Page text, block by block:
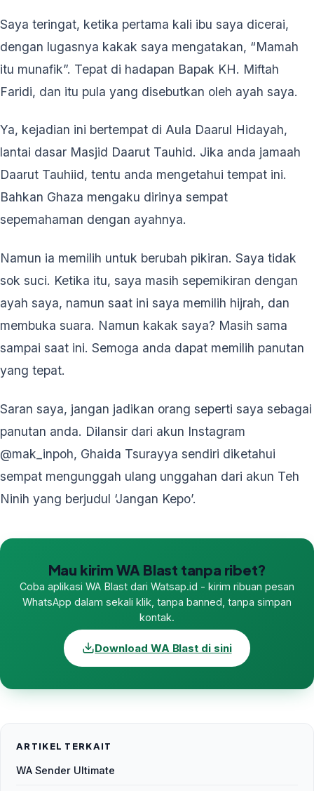
Saya teringat, ketika pertama kali ibu saya dicerai,
dengan lugasnya kakak saya mengatakan, “Mamah
itu munafik”. Tepat di hadapan Bapak KH. Miftah
Faridi, dan itu pula yang disebutkan oleh ayah saya.
Ya, kejadian ini bertempat di Aula Daarul Hidayah,
lantai dasar Masjid Daarut Tauhid. Jika anda jamaah
Daarut Tauhiid, tentu anda mengetahui tempat ini.
Bahkan Ghaza mengaku dirinya sempat
sepemahaman dengan ayahnya.
Namun ia memilih untuk berubah pikiran. Saya tidak
sok suci. Ketika itu, saya masih sepemikiran dengan
ayah saya, namun saat ini saya memilih hijrah, dan
membuka suara. Namun kakak saya? Masih sama
sampai saat ini. Semoga anda dapat memilih panutan
yang tepat.
Saran saya, jangan jadikan orang seperti saya sebagai
panutan anda. Dilansir dari akun Instagram
@mak_inpoh, Ghaida Tsurayya sendiri diketahui
sempat mengunggah ulang unggahan dari akun Teh
Ninih yang berjudul ‘Jangan Kepo’.
Mau kirim WA Blast tanpa ribet?
Coba aplikasi WA Blast dari Watsap.id - kirim ribuan pesan
WhatsApp dalam sekali klik, tanpa banned, tanpa simpan
kontak.
Download WA Blast di sini
ARTIKEL TERKAIT
WA Sender Ultimate